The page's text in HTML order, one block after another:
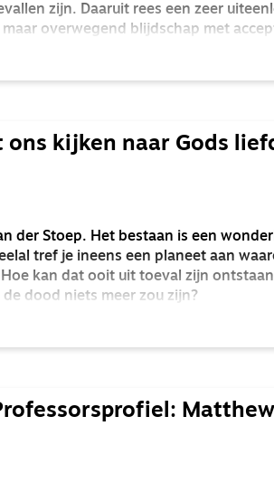
zijn. Daaruit rees een zeer
overwegend blijdschap met
ons kijken naar Gods
der Stoep. Het bestaan is een
tref je ineens een planeet aan
kan dat ooit uit toeval zijn
dood niets meer zou zijn?
Matthew